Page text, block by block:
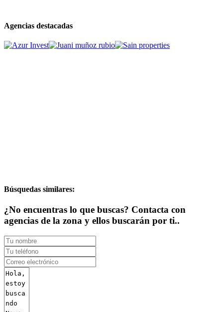
Agencias destacadas
Búsquedas similares:
¿No encuentras lo que buscas? Contacta con
agencias de la zona y ellos buscarán por ti..